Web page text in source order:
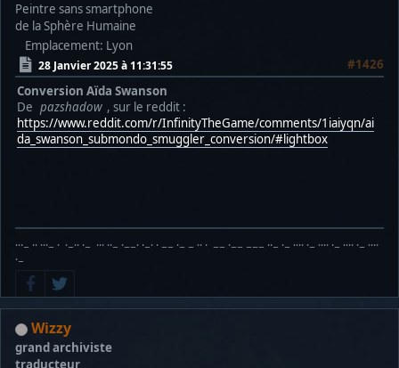
Peintre sans smartphone
de la Sphère Humaine
Emplacement: Lyon
28 Janvier 2025 à 11:31:55
#1426
Conversion Aïda Swanson
De pazshadow , sur le reddit :
https://www.reddit.com/r/InfinityTheGame/comments/1iaiyqn/ai
da_swanson_submondo_smuggler_conversion/#lightbox
···− ·· ···− · ·−·· ·− ··· ··− ·−−· ·−· · −− ·− − ·· · −− ·−− −−− ··− ·− ···· ·− ···· ·− ···· ·− ····
·−
Wizzy
grand archiviste
traducteur